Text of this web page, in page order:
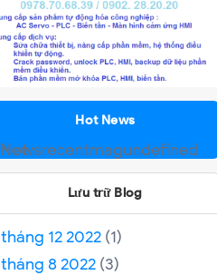
Hot News
Hot Newsrecentmagundefined
Lưu trữ Blog
tháng 12 2022 (1)
tháng 8 2022 (3)